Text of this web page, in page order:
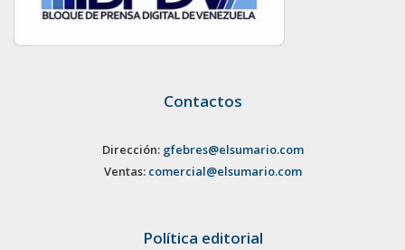
Contactos
Dirección: gfebres@elsumario.com
Ventas: comercial@elsumario.com
Política editorial